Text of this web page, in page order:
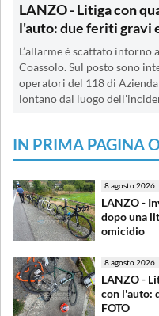
LANZO - Litiga con
l'auto: due feriti gravi
L’allarme è scattato intorno
Coassolo. Sul posto sono
operatori del 118 di
lontano dal luogo
IN PRIMA PAGINA
8 agosto 2026
LANZO -
dopo una
omicidio
8 agosto 2026
LANZO -
con l'auto:
FOTO